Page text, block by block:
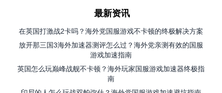
最新资讯
在英国打激战2卡吗？海外党国服游戏不卡顿的终极解决方案
放开那三国3海外加速器测评怎么过？海外党亲测有效的国服
游戏加速指南
英国怎么玩巅峰战舰不卡顿？海外玩家国服游戏加速器终极指
南